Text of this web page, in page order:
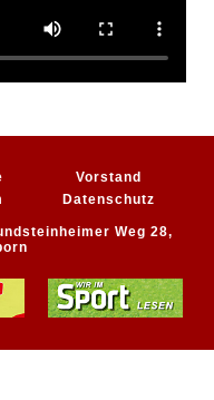
Vorstand
Datenschutz
Weg 28,